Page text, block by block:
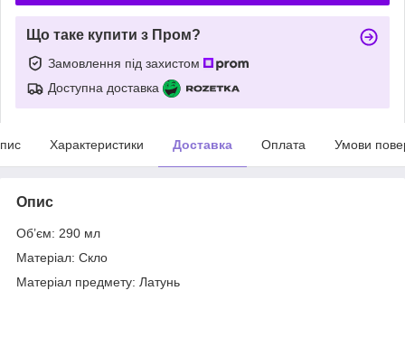
Що таке купити з Пром?
Замовлення під захистом
Доступна доставка
Характеристики Доставка Оплата Умови
Опис
Об’єм: 290 мл
Матеріал: Скло
Матеріал предмету: Латунь